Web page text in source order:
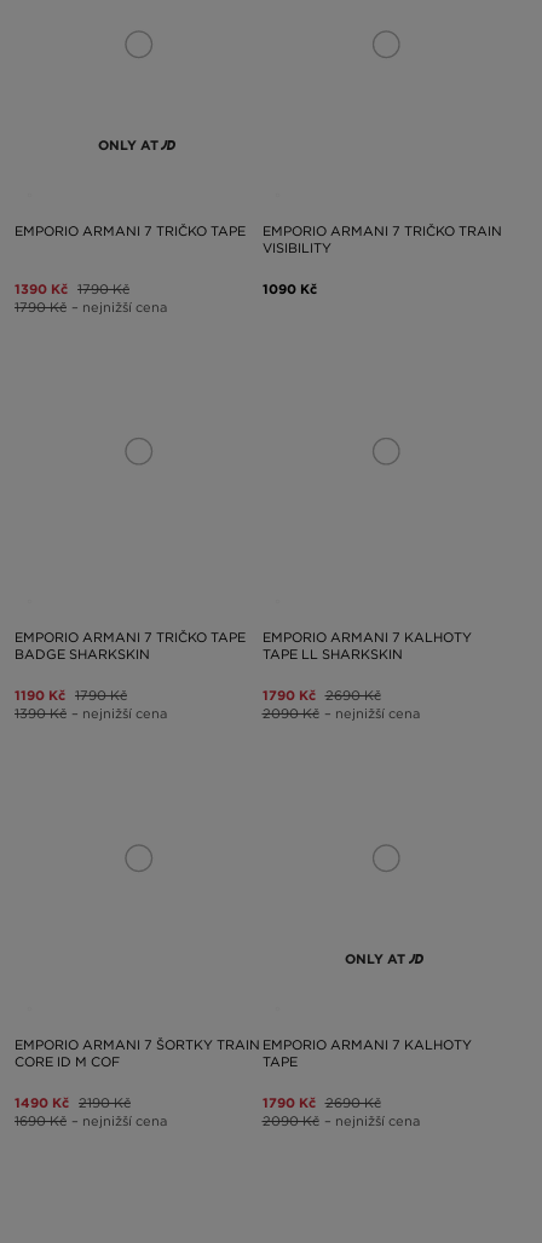
ONLY AT
EMPORIO ARMANI 7 TRIČKO TAPE
1390 Kč 1790 Kč
1790 Kč – nejnižší cena
EMPORIO ARMANI 7 TRIČKO TRAIN
VISIBILITY
1090 Kč
EMPORIO ARMANI 7 TRIČKO TAPE
BADGE SHARKSKIN
1190 Kč 1790 Kč
1390 Kč – nejnižší cena
EMPORIO ARMANI 7 KALHOTY
TAPE LL SHARKSKIN
1790 Kč 2690 Kč
2090 Kč – nejnižší cena
EMPORIO ARMANI 7 ŠORTKY TRAIN
CORE ID M COF
1490 Kč 2190 Kč
1690 Kč – nejnižší cena
ONLY AT
EMPORIO ARMANI 7 KALHOTY
TAPE
1790 Kč 2690 Kč
2090 Kč – nejnižší cena